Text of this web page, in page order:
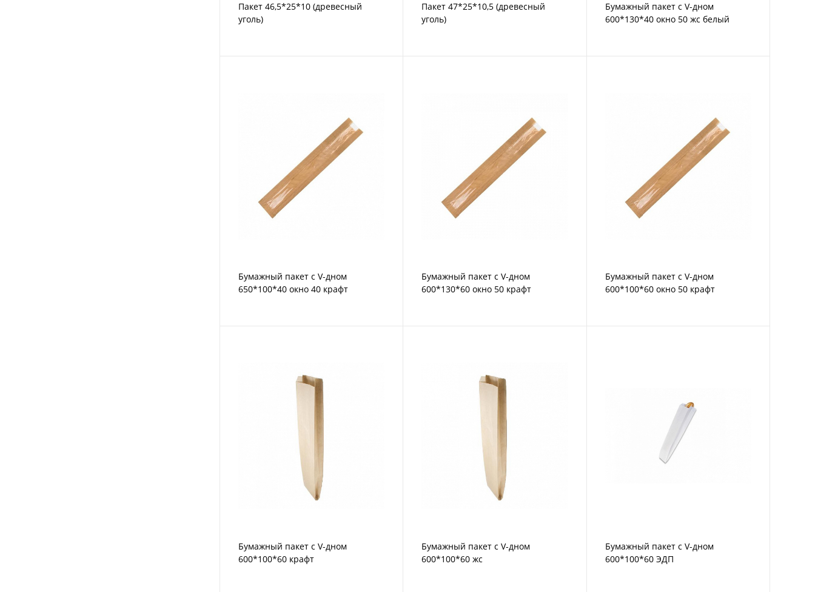
Пакет 46,5*25*10 (древесный
уголь)
Пакет 47*25*10,5 (древесный
уголь)
Бумажный пакет с V-дном
600*130*40 окно 50 жс белый
Бумажный пакет с V-дном
650*100*40 окно 40 крафт
Бумажный пакет с V-дном
600*130*60 окно 50 крафт
Бумажный пакет с V-дном
600*100*60 окно 50 крафт
Бумажный пакет с V-дном
600*100*60 крафт
Бумажный пакет с V-дном
600*100*60 жс
Бумажный пакет с V-дном
600*100*60 ЭДП